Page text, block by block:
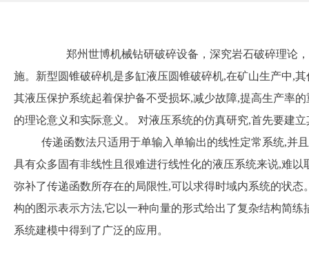
郑州世博机械钻研破碎设备，深究岩石破碎理论，
施。新型圆锥破碎机是多缸液压圆锥破碎机,在矿山生产中,
其液压保护系统起着保护备不受损坏,减少故障,提高生产率
的理论意义和实际意义。 对液压系统的仿真研究,首先要建
传递函数法只适用于单输入单输出的线性定常系统,并且
具有众多固有非线性且很难进行线性化的液压系统来说,难
弥补了传递函数所存在的局限性,可以求得时域内系统的状
构的图示表示方法,它以一种向量的形式给出了复杂结构简
系统建模中得到了广泛的应用。